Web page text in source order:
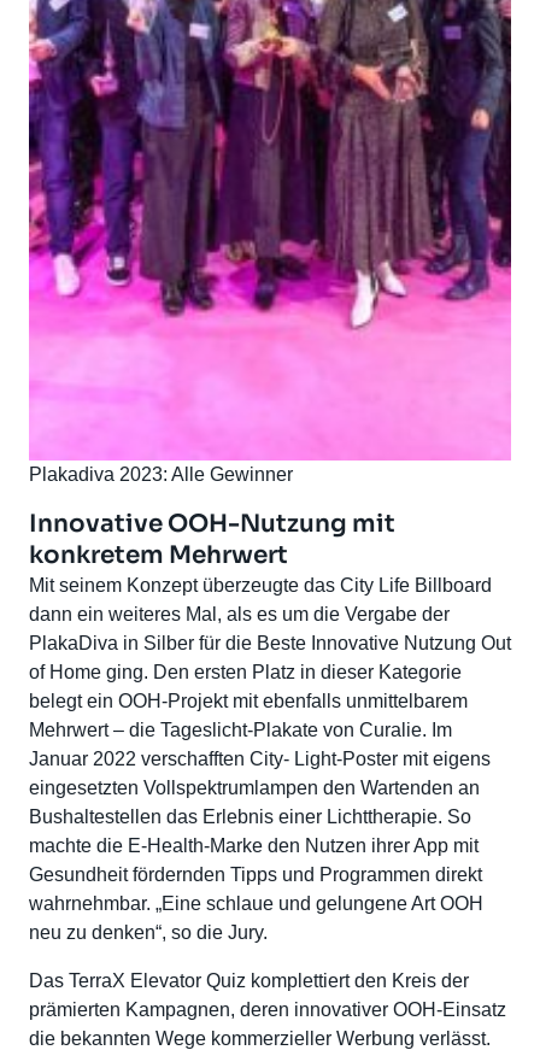
Plakadiva 2023: Alle Gewinner
Innovative OOH-Nutzung mit
konkretem Mehrwert
Mit seinem Konzept überzeugte das City Life Billboard
dann ein weiteres Mal, als es um die Vergabe der
PlakaDiva in Silber für die Beste Innovative Nutzung Out
of Home ging. Den ersten Platz in dieser Kategorie
belegt ein OOH-Projekt mit ebenfalls unmittelbarem
Mehrwert – die Tageslicht-Plakate von Curalie. Im
Januar 2022 verschafften City- Light-Poster mit eigens
eingesetzten Vollspektrumlampen den Wartenden an
Bushaltestellen das Erlebnis einer Lichttherapie. So
machte die E-Health-Marke den Nutzen ihrer App mit
Gesundheit fördernden Tipps und Programmen direkt
wahrnehmbar. „Eine schlaue und gelungene Art OOH
neu zu denken“, so die Jury.
Das TerraX Elevator Quiz komplettiert den Kreis der
prämierten Kampagnen, deren innovativer OOH-Einsatz
die bekannten Wege kommerzieller Werbung verlässt.